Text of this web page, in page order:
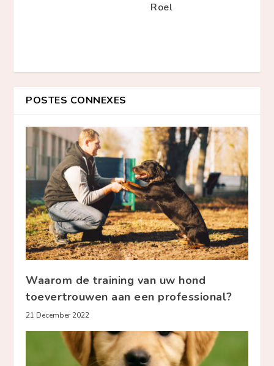
Roel
POSTES CONNEXES
Waarom de training van uw hond
toevertrouwen aan een professional?
21 December 2022